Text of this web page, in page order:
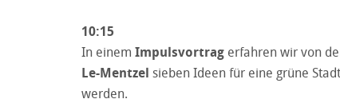
10:15
In einem Impulsvortrag erfahren wir von
Le-Mentzel sieben Ideen für eine grüne
werden.